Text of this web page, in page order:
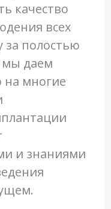
качество
всех
за полостью
мы даем
многие
и знаниями